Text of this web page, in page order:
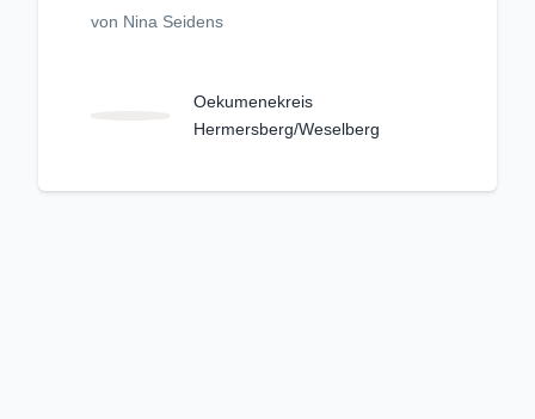
von Nina Seidens
Oekumenekreis
Hermersberg/Weselberg